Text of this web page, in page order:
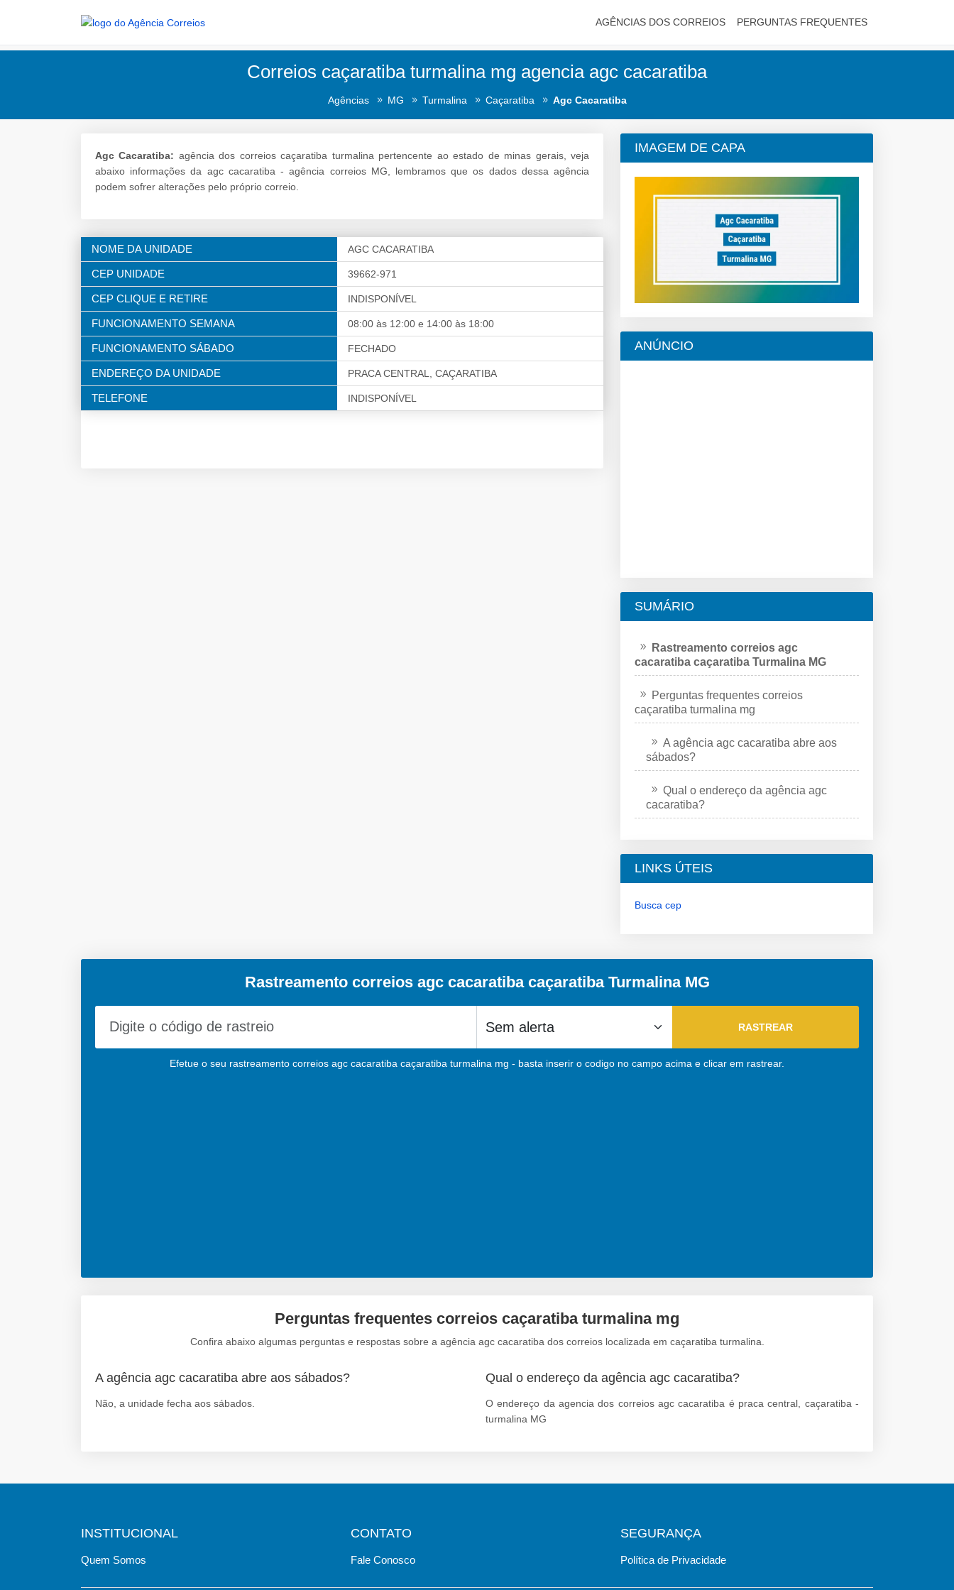
AGÊNCIAS DOS CORREIOS PERGUNTAS FREQUENTES
Correios caçaratiba turmalina mg agencia agc cacaratiba
Agências MG Turmalina Caçaratiba Agc Cacaratiba
Agc Cacaratiba: agência dos correios caçaratiba turmalina pertencente ao estado de minas gerais, veja
abaixo informações da agc cacaratiba - agência correios MG, lembramos que os dados dessa agência
podem sofrer alterações pelo próprio correio.
NOME DA UNIDADE AGC CACARATIBA
CEP UNIDADE 39662-971
CEP CLIQUE E RETIRE INDISPONÍVEL
FUNCIONAMENTO SEMANA 08:00 às 12:00 e 14:00 às 18:00
FUNCIONAMENTO SÁBADO FECHADO
ENDEREÇO DA UNIDADE PRACA CENTRAL, CAÇARATIBA
TELEFONE INDISPONÍVEL
IMAGEM DE CAPA
ANÚNCIO
SUMÁRIO
Rastreamento correios agc
cacaratiba caçaratiba Turmalina MG
Perguntas frequentes correios
caçaratiba turmalina mg
A agência agc cacaratiba abre aos
sábados?
Qual o endereço da agência agc
cacaratiba?
LINKS ÚTEIS
Busca cep
Rastreamento correios agc cacaratiba caçaratiba Turmalina MG
Efetue o seu rastreamento correios agc cacaratiba caçaratiba turmalina mg - basta inserir o codigo no campo acima e clicar em rastrear.
Perguntas frequentes correios caçaratiba turmalina mg
Confira abaixo algumas perguntas e respostas sobre a agência agc cacaratiba dos correios localizada em caçaratiba turmalina.
A agência agc cacaratiba abre aos sábados?
Não, a unidade fecha aos sábados.
Qual o endereço da agência agc cacaratiba?
O endereço da agencia dos correios agc cacaratiba é praca central, caçaratiba -
turmalina MG
INSTITUCIONAL
Quem Somos
CONTATO
Fale Conosco
SEGURANÇA
Política de Privacidade